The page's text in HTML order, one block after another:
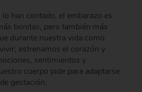
lo han contado, el embarazo es
bonitas, pero también más
durante nuestra vida como
estrenamos el corazón y
sentimientos y
cuerpo pide para adaptarse
gestación.